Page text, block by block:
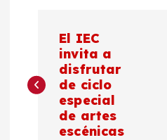
v
El IEC
invita a
disfrutar
de ciclo
especial
de artes
escénicas